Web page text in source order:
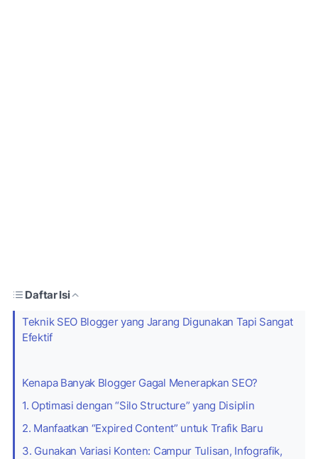
Daftar Isi
Teknik SEO Blogger yang Jarang Digunakan Tapi Sangat
Efektif
Kenapa Banyak Blogger Gagal Menerapkan SEO?
1. Optimasi dengan “Silo Structure” yang Disiplin
2. Manfaatkan “Expired Content” untuk Trafik Baru
3. Gunakan Variasi Konten: Campur Tulisan, Infografik,